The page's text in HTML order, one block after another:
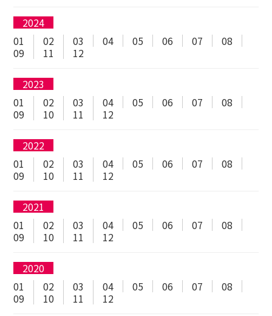
2024
01
02 03 04 05 06 07
08
09
11 12
2023
01
02 03 04 05 06 07
08
09
10 11 12
2022
01
02 03 04 05 06 07
08
09
10 11 12
2021
01
02 03 04 05 06 07
08
09
10 11 12
2020
01
02 03 04 05 06 07
08
09
10 11 12